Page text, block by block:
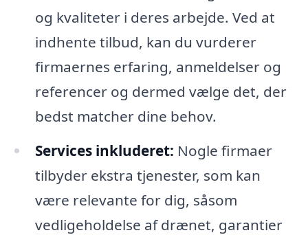
og kvaliteter i deres arbejde. Ved at
indhente tilbud, kan du vurderer
firmaernes erfaring, anmeldelser og
referencer og dermed vælge det, der
bedst matcher dine behov.
Services inkluderet: Nogle firmaer
tilbyder ekstra tjenester, som kan
være relevante for dig, såsom
vedligeholdelse af drænet, garantier